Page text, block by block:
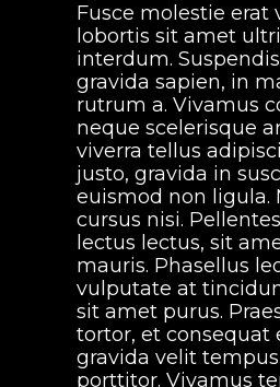
Fusce molestie erat
lobortis sit amet
interdum.
gravida sapien, in
rutrum a. Vivamus
neque scelerisque
viverra tellus
justo, gravida in
euismod non ligula.
cursus nisi.
lectus lectus, sit
mauris. Phasellus
vulputate at
sit amet purus.
tortor, et consequat
gravida velit
porttitor. Vivamus